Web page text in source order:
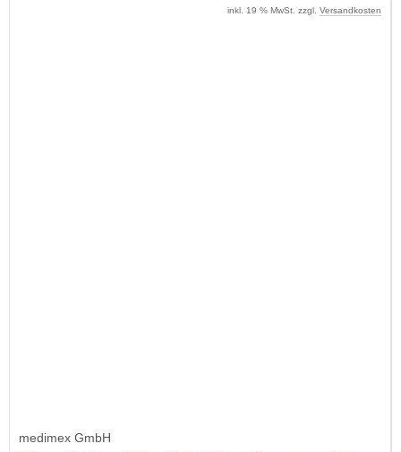
inkl. 19 % MwSt. zzgl. Versandkosten
medimex GmbH